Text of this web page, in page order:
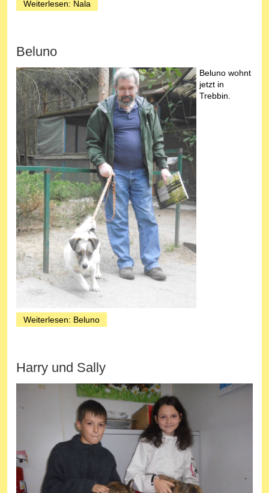
Weiterlesen: Nala
Beluno
Beluno wohnt
jetzt in
Trebbin.
Weiterlesen: Beluno
Harry und Sally